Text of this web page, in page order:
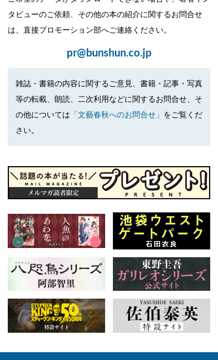
タビューのご依頼、その他の本の紹介に関するお問合せ
は、直接プロモーション部へご連絡ください。
pr@bunshun.co.jp
雑誌・書籍の内容に関するご意見、書籍・記事・写真
等の転載、朗読、二次利用などに関するお問合せ、そ
の他については 「文藝春秋へのお問合せ」
をご覧くだ
さい。